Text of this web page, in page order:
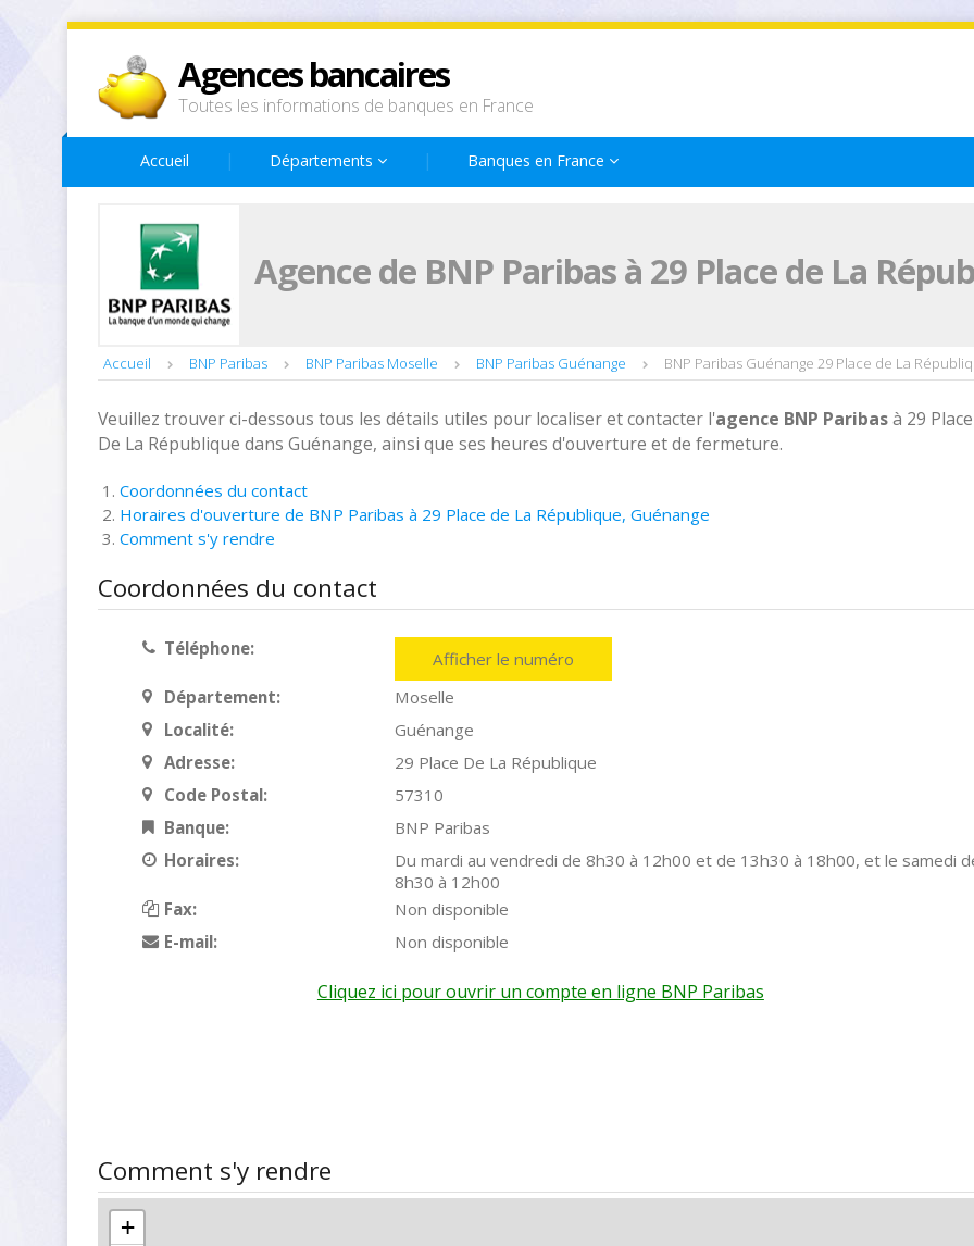
Agences bancaires
Toutes les informations de banques en France
Accueil Départements Banques en France
Agence de BNP Paribas à 29 Place de La
Accueil BNP Paribas BNP Paribas Moselle BNP Paribas Guénange BNP Paribas Guénange 29 Place de La
Veuillez trouver ci-dessous tous les détails utiles pour localiser et contacter l'agence BNP Paribasà 29 Place
De La République dans Guénange, ainsi que ses heures d'ouverture et de fermeture.
Coordonnées du contact
Horaires d'ouverture de BNP Paribas à 29 Place de La République, Guénange
Comment s'y rendre
Coordonnées du contact
Téléphone:
Afficher le numéro
Département:
Moselle
Localité:
Guénange
Adresse:
29 Place De La République
Code Postal:
57310
Banque:
BNP Paribas
Horaires:
Du mardi au vendredi de 8h30 à 12h00 et de 13h30 à 18h00, et le samedi
8h30 à 12h00
Fax:
Non disponible
E-mail:
Non disponible
Cliquez ici pour ouvrir un compte en ligne BNP Paribas
Comment s'y rendre
+